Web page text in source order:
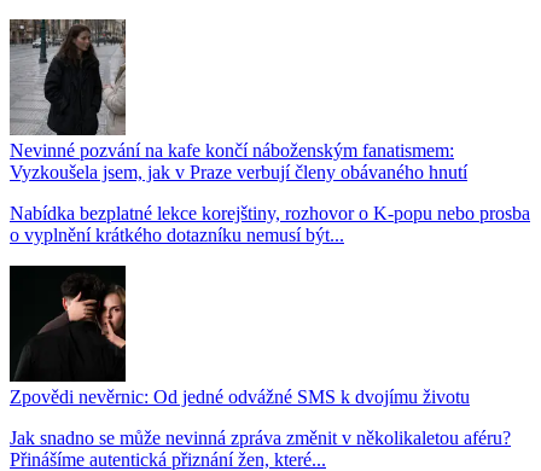
Nevinné pozvání na kafe končí náboženským fanatismem:
Vyzkoušela jsem, jak v Praze verbují členy obávaného hnutí
Nabídka bezplatné lekce korejštiny, rozhovor o K-popu nebo prosba
o vyplnění krátkého dotazníku nemusí být...
Zpovědi nevěrnic: Od jedné odvážné SMS k dvojímu životu
Jak snadno se může nevinná zpráva změnit v několikaletou aféru?
Přinášíme autentická přiznání žen, které...